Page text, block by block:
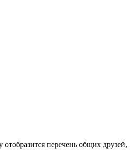
перечень общих друзей,